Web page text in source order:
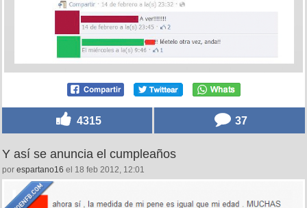
4315 37
Y así se anuncia el cumpleaños
por espartano16 el 18 feb 2012, 12:01